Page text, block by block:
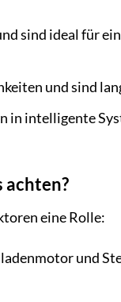
sind ideal für
und sind
in intelligente
achten?
eine Rolle:
und